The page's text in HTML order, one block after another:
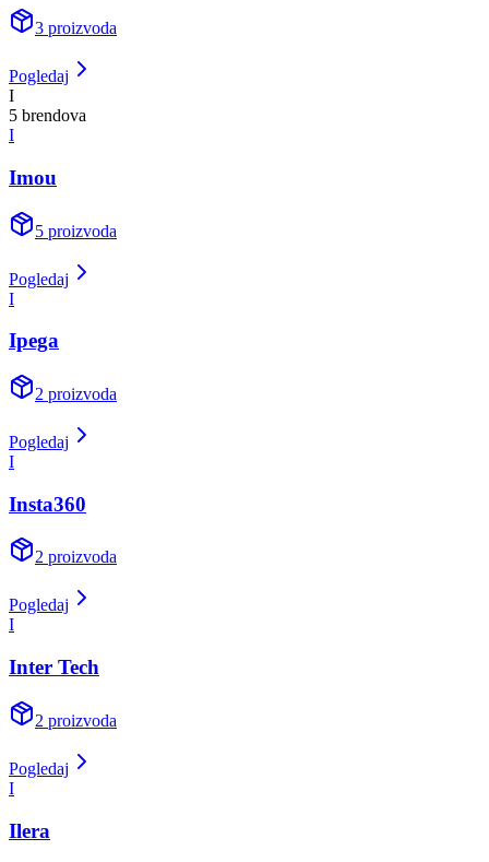
3 proizvoda
Pogledaj
I
5 brendova
I
Imou
5 proizvoda
Pogledaj
I
Ipega
2 proizvoda
Pogledaj
I
Insta360
2 proizvoda
Pogledaj
I
Inter Tech
2 proizvoda
Pogledaj
I
Ilera